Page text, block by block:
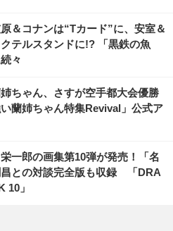
＆コナンは“Tカード”に、安室＆
テルスタンドに!? 「黒鉄の魚
々
姉ちゃん、さすが空手都大会優勝
蘭姉ちゃん特集Revival」公式ア
栄一郎の画集第10弾が発売！「名
との対談完全版も収録 「DRA
10」